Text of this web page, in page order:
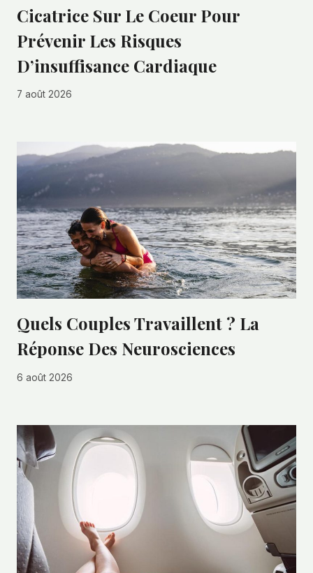
Cicatrice Sur Le Coeur Pour
Prévenir Les Risques
D’insuffisance Cardiaque
7 août 2026
Quels Couples Travaillent ? La
Réponse Des Neurosciences
6 août 2026